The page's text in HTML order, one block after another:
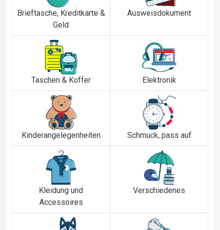
Brieftasche, Kreditkarte &
Geld
Ausweisdokument
Taschen & Koffer Elektronik
Kinderangelegenheiten Schmuck, pass auf
Kleidung und
Accessoires
Verschiedenes